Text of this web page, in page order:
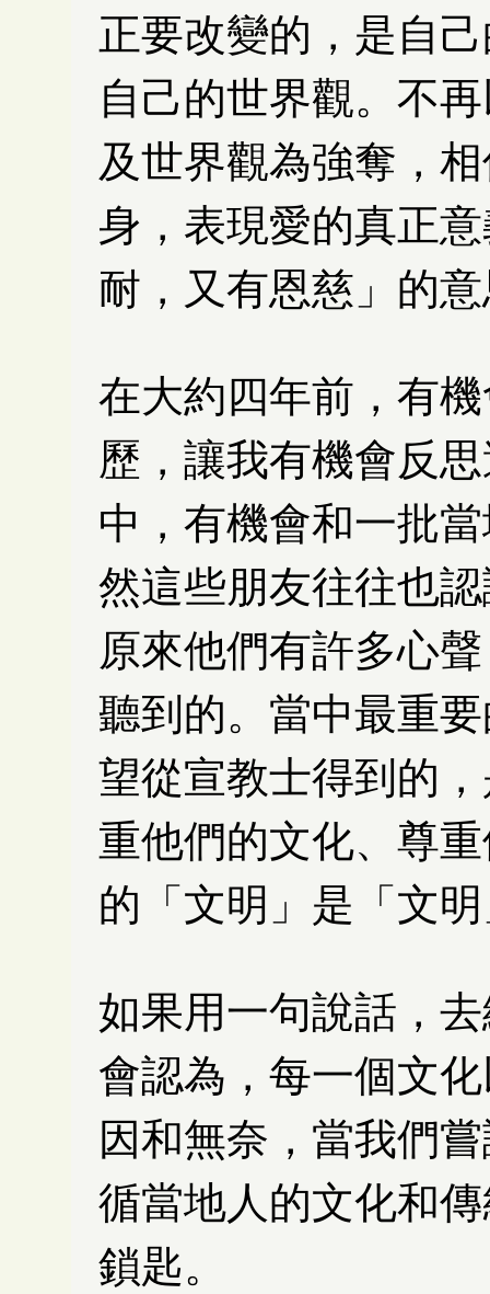
正要改變的，是自
自己的世界觀。不
及世界觀為強奪，
身，表現愛的真正
耐，又有恩慈」的
在大約四年前，有
歷，讓我有機會反
中，有機會和一批
然這些朋友往往也
原來他們有許多心
聽到的。當中最重
望從宣教士得到的
重他們的文化、尊
的「文明」是「文
如果用一句說話，
會認為，每一個文
因和無奈，當我們
循當地人的文化和
鎖匙。